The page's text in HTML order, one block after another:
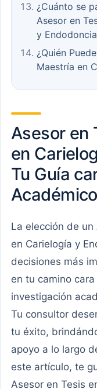
¿Cuánto se
Asesor en
y
¿Quién
Maestría en
Asesor en
en
Tu Guía
La elección de
en Carielogía y
decisiones más
en tu camino
investigación
Tu consultor
tu éxito,
apoyo a lo largo
este artículo, te
Asesor en Tesis